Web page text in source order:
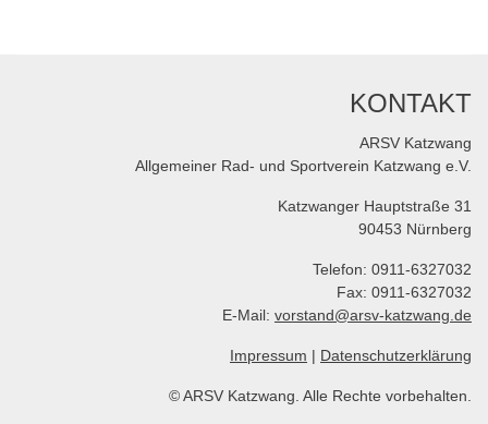
KONTAKT
ARSV Katzwang
Allgemeiner Rad- und Sportverein Katzwang e.V.
Katzwanger Hauptstraße 31
90453 Nürnberg
Telefon: 0911-6327032
Fax: 0911-6327032
E-Mail: vorstand@arsv-katzwang.de
Impressum | Datenschutzerklärung
© ARSV Katzwang. Alle Rechte vorbehalten.